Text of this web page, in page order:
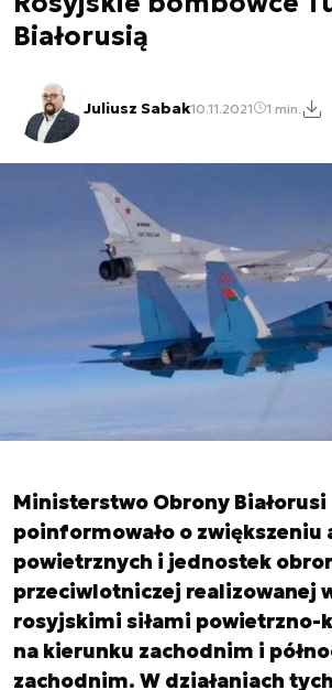
Białorusią
Juliusz Sabak10.11.2021 1 min.
Ministerstwo Obrony Białorusi
poinformowało o zwiększeniu
powietrznych i jednostek
przeciwlotniczej realizowanej
rosyjskimi siłami powietrzno-
na kierunku zachodnim i
zachodnim. W działaniach